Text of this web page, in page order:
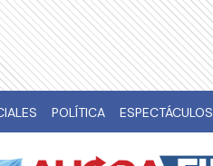
POLÍTICA ESPECTÁCULOS